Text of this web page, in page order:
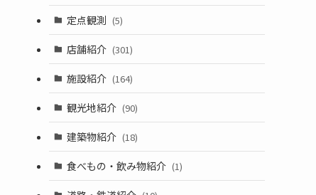
定点観測 (5)
店舗紹介 (301)
施設紹介 (164)
観光地紹介 (90)
建築物紹介 (18)
食べもの・飲み物紹介 (1)